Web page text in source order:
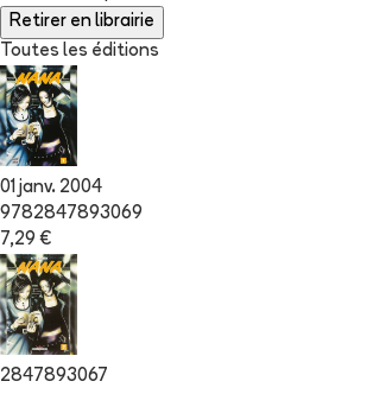
Retirer en librairie
Toutes les éditions
01 janv. 2004
9782847893069
7,29 €
2847893067